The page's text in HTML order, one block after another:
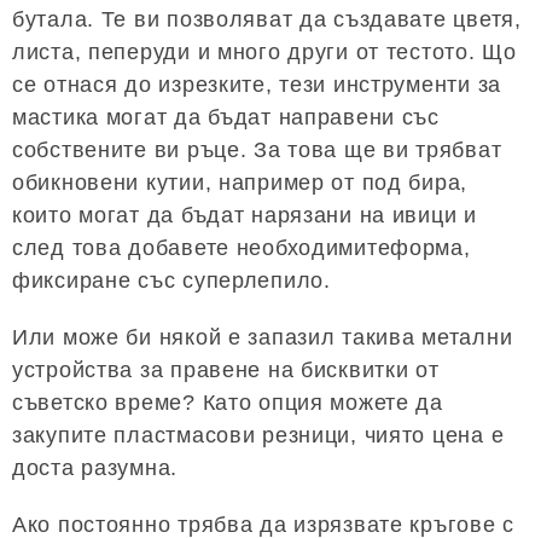
бутала. Те ви позволяват да създавате цветя,
листа, пеперуди и много други от тестото. Що
се отнася до изрезките, тези инструменти за
мастика могат да бъдат направени със
собствените ви ръце. За това ще ви трябват
обикновени кутии, например от под бира,
които могат да бъдат нарязани на ивици и
след това добавете необходимитеформа,
фиксиране със суперлепило.
Или може би някой е запазил такива метални
устройства за правене на бисквитки от
съветско време? Като опция можете да
закупите пластмасови резници, чиято цена е
доста разумна.
Ако постоянно трябва да изрязвате кръгове с